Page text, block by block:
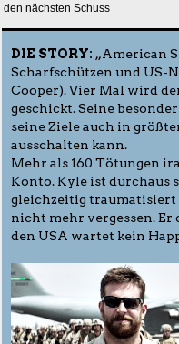
den nächsten Schuss
DIE STORY: „American
Scharfschützen und US-
Cooper). Vier Mal wird
geschickt. Seine
seine Ziele auch in
ausschalten kann.
Mehr als 160 Tötungen
Konto. Kyle ist durchaus
gleichzeitig traumatisiert
nicht mehr vergessen.
den USA wartet kein